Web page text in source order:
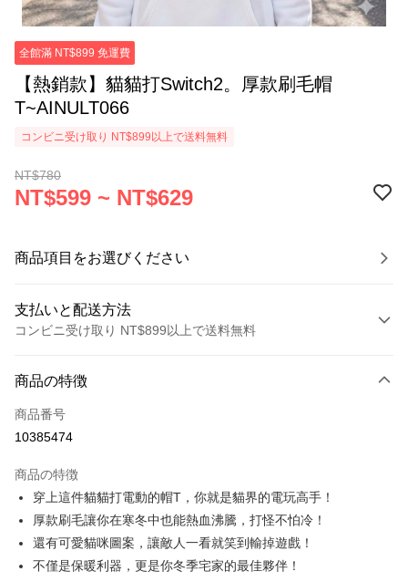
全館滿 NT$899 免運費
【熱銷款】貓貓打Switch2。厚款刷毛帽
T~AINULT066
コンビニ受け取り NT$899以上で送料無料
NT$780
NT$599 ~ NT$629
商品項目をお選びください
支払いと配送方法
コンビニ受け取り NT$899以上で送料無料
クレジットカード1回払い
クレジットカード分割払い
合作金庫商業銀行
華南商業銀行
彰化商業銀行
上海商業儲蓄銀行
台北富邦商業銀行
国泰世華商業銀行
兆豐國際商業銀行
台湾中小企業銀行
台中商業銀行
6回払い、金利0、毎回
華南商業銀行
彰化商業銀行
上海商業儲蓄銀行
台北富邦商業銀行
国泰世華商業銀行
兆豐國際商業銀行
12回払い、金利0、毎回NT$49 21行の銀行
合作金庫商業銀行
第一商業銀行
上海商業儲蓄銀行
台北富邦商業銀行
コンビニ店頭代金引換
LINE Pay
商品の特徴
商品番号
10385474
商品の特徴
穿上這件貓貓打電動的帽T，你就是貓界的電玩高手！
厚款刷毛讓你在寒冬中也能熱血沸騰，打怪不怕冷！
還有可愛貓咪圖案，讓敵人一看就笑到輸掉遊戲！
不僅是保暖利器，更是你冬季宅家的最佳夥伴！